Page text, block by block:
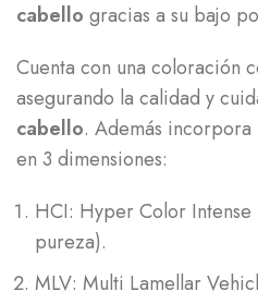
cabello gracias a su bajo
Cuenta con una coloración
asegurando la calidad y
cabello. Además incorpora
en 3 dimensiones:
HCI: Hyper Color
pureza).
MLV: Multi Lamellar